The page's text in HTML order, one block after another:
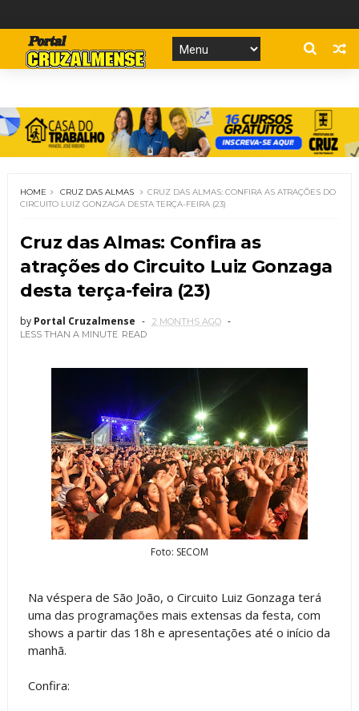
HOME CRUZ DAS ALMAS
CRUZ DAS ALMAS: CONFIRA AS ATRAÇÕES DO
CIRCUITO LUIZ GONZAGA DESTA TERÇA-FEIRA (23)
Cruz das Almas: Confira as
atrações do Circuito Luiz Gonzaga
desta terça-feira (23)
by Portal Cruzalmense
2 MONTHS AGO
LESS THAN A MINUTE READ
Foto: SECOM
Na véspera de São João, o Circuito Luiz Gonzaga terá
uma das programações mais extensas da festa, com
shows a partir das 18h e apresentações até o início da
manhã.
Confira: